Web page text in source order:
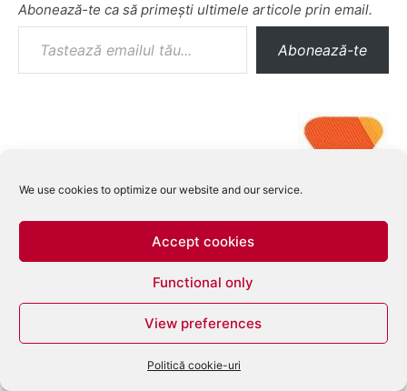
We use cookies to optimize our website and our service.
Accept cookies
Functional only
View preferences
Politică cookie-uri
Abonează-te ca să primești ultimele articole prin email.
Tastează emailul tău...
Abonează-te